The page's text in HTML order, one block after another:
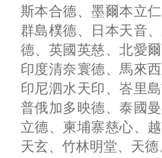
斯本合德、墨爾本立
群島樸德、日本天音
德、英國英慈、北愛
印度清奈寰德、馬來
印尼泗水天印、峇里
普俄加多映德、泰國
立德、柬埔寨慈心、
天玄、竹林明堂、天